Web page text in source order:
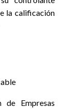
la calificación
Empresas